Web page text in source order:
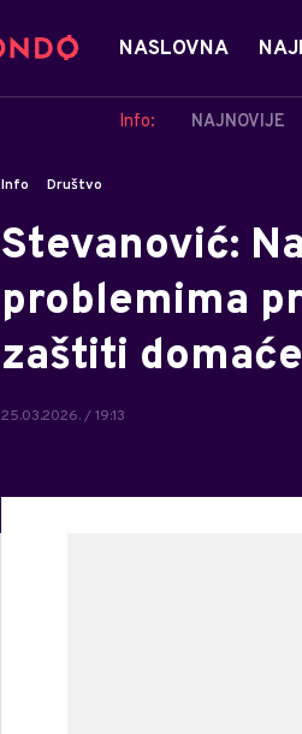
NASLOVNA
Info: NAJNOVIJE
Info Društvo
Stevanović:
problemima
zaštiti
25.03.2026. / 19:13